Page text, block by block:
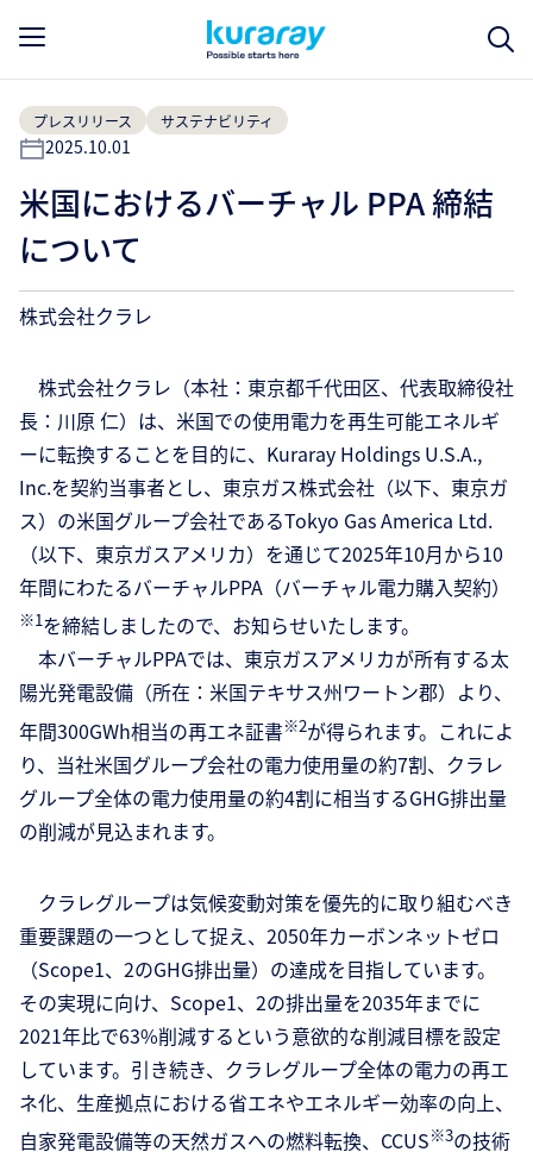
プレスリリース サステナビリティ
2025.10.01
米国におけるバーチャル PPA 締結
について
株式会社クラレ
株式会社クラレ（本社：東京都千代田区、代表取締役社
長：川原 仁）は、米国での使用電力を再生可能エネルギ
ーに転換することを目的に、Kuraray Holdings U.S.A.,
Inc.を契約当事者とし、東京ガス株式会社（以下、東京ガ
ス）の米国グループ会社であるTokyo Gas America Ltd.
（以下、東京ガスアメリカ）を通じて2025年10月から10
年間にわたるバーチャルPPA（バーチャル電力購入契約）
※1を締結しましたので、お知らせいたします。
本バーチャルPPAでは、東京ガスアメリカが所有する太
陽光発電設備（所在：米国テキサス州ワートン郡）より、
年間300GWh相当の再エネ証書※2が得られます。これによ
り、当社米国グループ会社の電力使用量の約7割、クラレ
グループ全体の電力使用量の約4割に相当するGHG排出量
の削減が見込まれます。
クラレグループは気候変動対策を優先的に取り組むべき
重要課題の一つとして捉え、2050年カーボンネットゼロ
（Scope1、2のGHG排出量）の達成を目指しています。
その実現に向け、Scope1、2の排出量を2035年までに
2021年比で63%削減するという意欲的な削減目標を設定
しています。引き続き、クラレグループ全体の電力の再エ
ネ化、生産拠点における省エネやエネルギー効率の向上、
自家発電設備等の天然ガスへの燃料転換、CCUS※3の技術